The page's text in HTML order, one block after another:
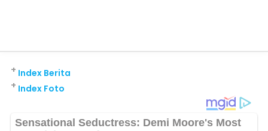
Index Berita
+
Index Foto
+